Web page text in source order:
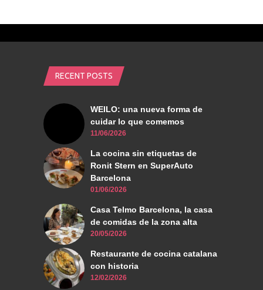
RECENT POSTS
WEILO: una nueva forma de
cuidar lo que comemos
11/06/2026
La cocina sin etiquetas de
Ronit Stern en SuperAuto
Barcelona
01/06/2026
Casa Telmo Barcelona, la casa
de comidas de la zona alta
20/05/2026
Restaurante de cocina catalana
con historia
12/02/2026